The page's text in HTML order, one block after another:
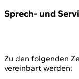
Sprech- und
Zu den folgenden
vereinbart werden: